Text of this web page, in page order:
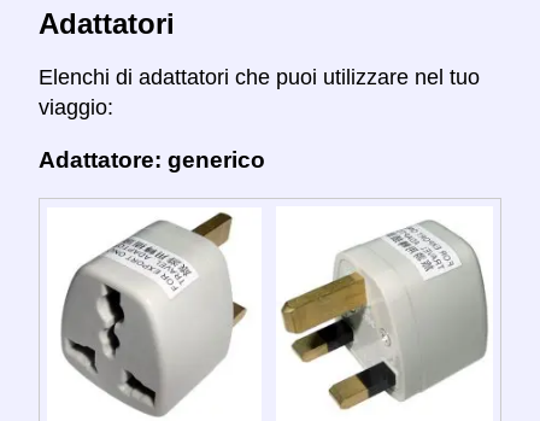
Adattatori
Elenchi di adattatori che puoi utilizzare nel tuo
viaggio:
Adattatore: generico